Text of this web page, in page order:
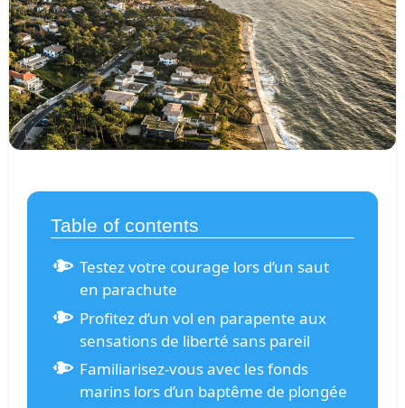
Table of contents
Testez votre courage lors d’un saut
en parachute
Profitez d’un vol en parapente aux
sensations de liberté sans pareil
Familiarisez-vous avec les fonds
marins lors d’un baptême de plongée